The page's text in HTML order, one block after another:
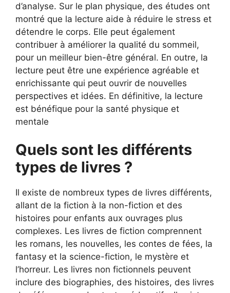
d’analyse. Sur le plan physique, des études ont
montré que la lecture aide à réduire le stress et
détendre le corps. Elle peut également
contribuer à améliorer la qualité du sommeil,
pour un meilleur bien-être général. En outre, la
lecture peut être une expérience agréable et
enrichissante qui peut ouvrir de nouvelles
perspectives et idées. En définitive, la lecture
est bénéfique pour la santé physique et
mentale
Quels sont les différents
types de livres ?
Il existe de nombreux types de livres différents,
allant de la fiction à la non-fiction et des
histoires pour enfants aux ouvrages plus
complexes. Les livres de fiction comprennent
les romans, les nouvelles, les contes de fées, la
fantasy et la science-fiction, le mystère et
l’horreur. Les livres non fictionnels peuvent
inclure des biographies, des histoires, des livres